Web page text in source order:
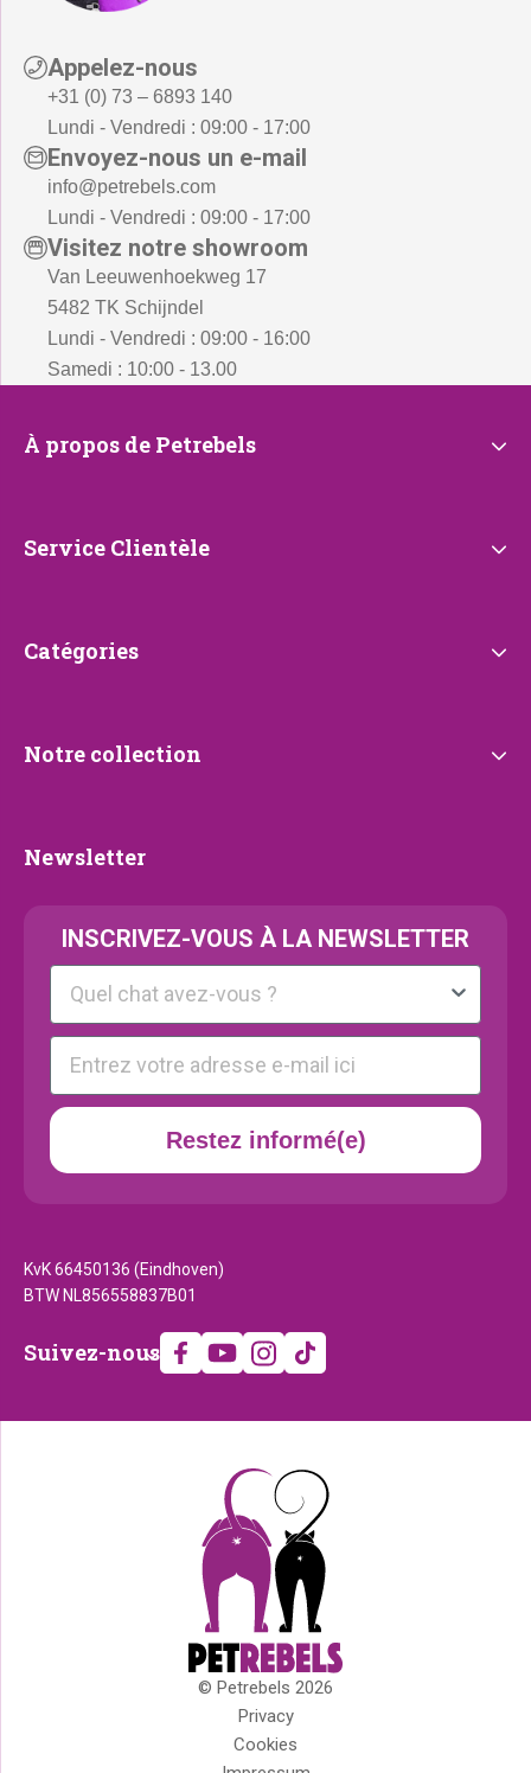
Appelez-nous
+31 (0) 73 – 6893 140
Lundi - Vendredi : 09:00 - 17:00
Envoyez-nous un e-mail
info@petrebels.com
Lundi - Vendredi : 09:00 - 17:00
Visitez notre showroom
Van Leeuwenhoekweg 17
5482 TK Schijndel
Lundi - Vendredi : 09:00 - 16:00
Samedi : 10:00 - 13.00
À
Petrebels
À propos de Petrebels
Service
Service Clientèle
Catégories
Catégories
Notre
Notre collection
Newsletter
Newsletter
INSCRIVEZ-VOUS À LA NEWSLETTER
Kattenras
E-mail
Restez informé(e)
KvK 66450136 (Eindhoven)
BTW NL856558837B01
Suivez-
Suivez-nous
© Petrebels 2026
Droits
d'auteur
Privacy
Cookies